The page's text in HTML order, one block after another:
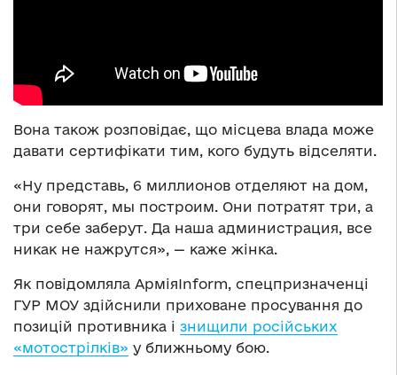
Вона також розповідає, що місцева влада може
давати сертифікати тим, кого будуть відселяти.
«Ну представь, 6 миллионов отделяют на дом,
они говорят, мы построим. Они потратят три, а
три себе заберут. Да наша администрация, все
никак не нажрутся», — каже жінка.
Як повідомляла АрміяInform, спецпризначенці
ГУР МОУ здійснили приховане просування до
позицій противника і знищили російських
«мотострілків» у ближньому бою.